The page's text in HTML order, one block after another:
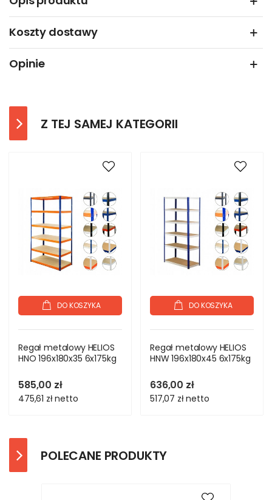
Koszty dostawy
Opinie
Z TEJ SAMEJ KATEGORII
DO KOSZYKA
Regał metalowy HELIOS
HNO 196x180x35 6x175kg
585,00 zł
475,61 złnetto
DO KOSZYKA
Regał metalowy HELIOS
HNW 196x180x45 6x175kg
636,00 zł
517,07 złnetto
POLECANE PRODUKTY